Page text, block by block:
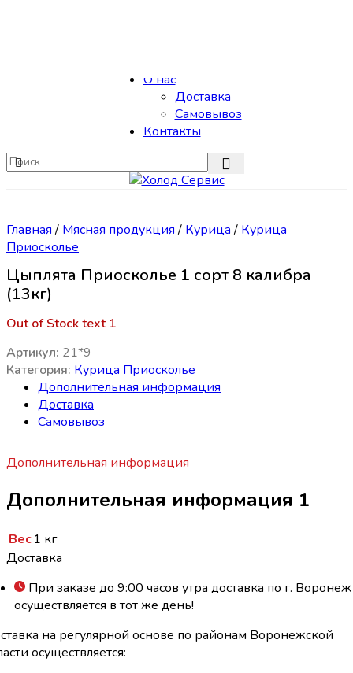
О нас
Доставка
Самовывоз
Контакты
Главная/ Мясная продукция/ Курица/ Курица
Приосколье
Цыплята Приосколье 1 сорт 8 калибра
(13кг)
Out of Stock text 1
Артикул: 21*9
Категория: Курица Приосколье
Дополнительная информация
Доставка
Самовывоз
Дополнительная информация
Дополнительная информация 1
Вес1 кг
Доставка
При заказе до 9:00 часов утра доставка по г. Воронеж
осуществляется в тот же день!
на регулярной основе по районам Воронежской
осуществляется: